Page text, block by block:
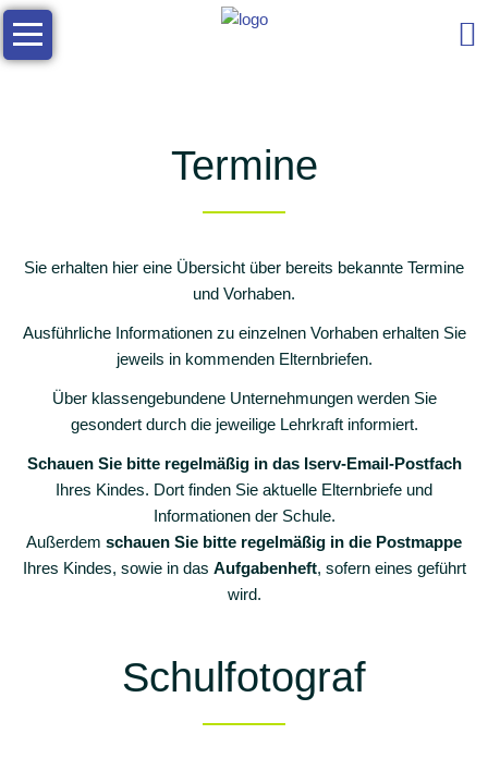
Navigation
überspringen
Die
Schule
Zusammenarbeit
Arbeitsgemeinschaften
Schulkonzept
Eingangsphase
Inklusion
Schulassistenz
Termine
Sie erhalten hier eine Übersicht über bereits bekannte Termine
und Vorhaben.
Ausführliche Informationen zu einzelnen Vorhaben erhalten Sie
jeweils in kommenden Elternbriefen.
Über klassengebundene Unternehmungen werden Sie
gesondert durch die jeweilige Lehrkraft informiert.
Schauen Sie bitte regelmäßig in das Iserv-Email-Postfach
Ihres Kindes. Dort finden Sie aktuelle Elternbriefe und
Informationen der Schule.
Außerdem schauen Sie bitte regelmäßig in die Postmappe
Ihres Kindes, sowie in das Aufgabenheft, sofern eines geführt
wird.
Schulfotograf